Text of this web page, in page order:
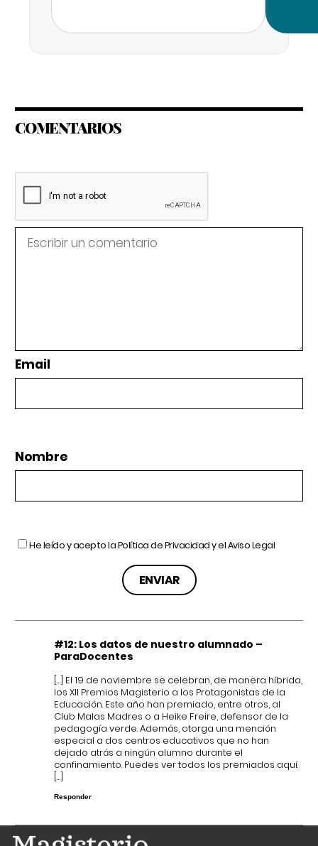
COMENTARIOS
Email
Nombre
He leído y acepto laPolítica de Privacidady elAviso Legal
#12: Los datos de nuestro alumnado –
ParaDocentes
[…] El 19 de noviembre se celebran, de manera híbrida,
los XII Premios Magisterio a los Protagonistas de la
Educación. Este año han premiado, entre otros, al
Club Malas Madres o a Heike Freire, defensor de la
pedagogía verde. Además, otorga una mención
especial a dos centros educativos que no han
dejado atrás a ningún alumno durante el
confinamiento. Puedes ver todos los premiados aquí.
[…]
Responder